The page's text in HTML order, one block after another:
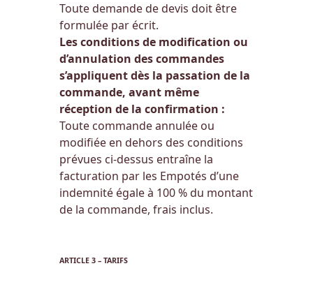
Toute demande de devis doit être
formulée par écrit.
Les conditions de modification ou
d’annulation des commandes
s’appliquent dès la passation de la
commande, avant même
réception de la confirmation :
Toute commande annulée ou
modifiée en dehors des conditions
prévues ci-dessus entraîne la
facturation par les Empotés d’une
indemnité égale à 100 % du montant
de la commande, frais inclus.
ARTICLE 3 – TARIFS